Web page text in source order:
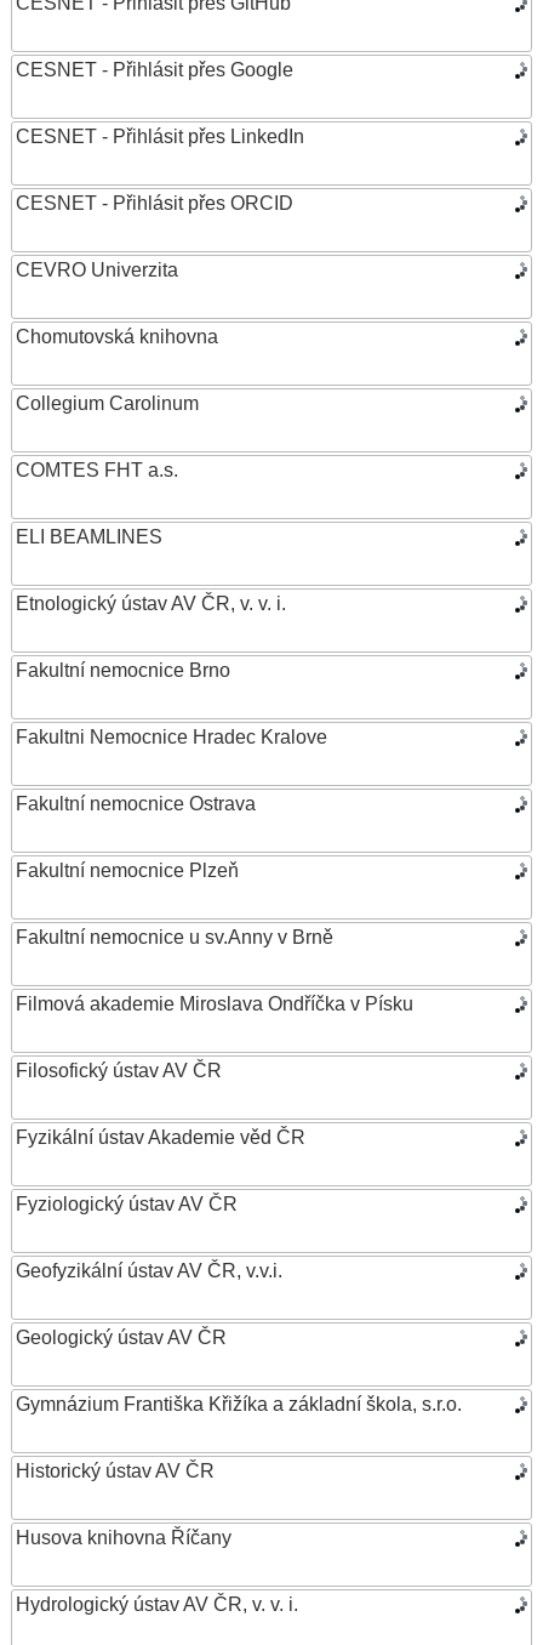
CESNET - Přihlásit přes Google
CESNET - Přihlásit přes LinkedIn
CESNET - Přihlásit přes ORCID
CEVRO Univerzita
Chomutovská knihovna
Collegium Carolinum
COMTES FHT a.s.
ELI BEAMLINES
Etnologický ústav AV ČR, v. v. i.
Fakultní nemocnice Brno
Fakultni Nemocnice Hradec Kralove
Fakultní nemocnice Ostrava
Fakultní nemocnice Plzeň
Fakultní nemocnice u sv.Anny v Brně
Filmová akademie Miroslava Ondříčka v Písku
Filosofický ústav AV ČR
Fyzikální ústav Akademie věd ČR
Fyziologický ústav AV ČR
Geofyzikální ústav AV ČR, v.v.i.
Geologický ústav AV ČR
Gymnázium Františka Křižíka a základní škola, s.r.o.
Historický ústav AV ČR
Husova knihovna Říčany
Hydrologický ústav AV ČR, v. v. i.